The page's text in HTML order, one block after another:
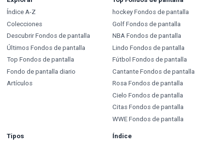
Índice A-Z
Colecciones
Descubrir Fondos de pantalla
Últimos Fondos de pantalla
Top Fondos de pantalla
Fondo de pantalla diario
Artículos
hockey Fondos de pantalla
Golf Fondos de pantalla
NBA Fondos de pantalla
Lindo Fondos de pantalla
Fútbol Fondos de pantalla
Cantante Fondos de pantalla
Rosa Fondos de pantalla
Cielo Fondos de pantalla
Citas Fondos de pantalla
WWE Fondos de pantalla
Tipos
Índice